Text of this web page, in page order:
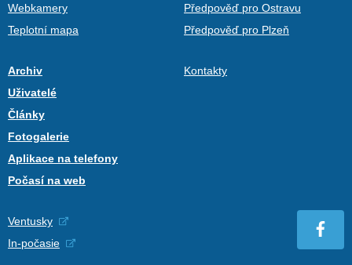
Webkamery
Teplotní mapa
Předpověď pro Ostravu
Předpověď pro Plzeň
Archiv
Uživatelé
Články
Fotogalerie
Aplikace na telefony
Počasí na web
Kontakty
Ventusky
In-počasie